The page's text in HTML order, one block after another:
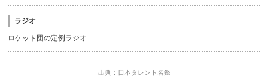
ラジオ
ロケット団の定例ラジオ
出典：日本タレント名鑑